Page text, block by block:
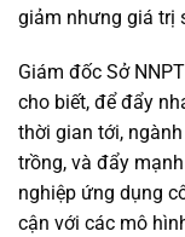
giảm nhưng giá trị
Giám đốc Sở
cho biết, để đẩy
thời gian tới,
trồng, và đẩy
nghiệp ứng dụng
cận với các mô